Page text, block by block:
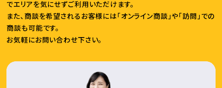
でエリアを気にせずご利用いただけます。
また、商談を希望されるお客様には「オンライン商談」や「訪問」での
商談も可能です。
お気軽にお問い合わせ下さい。